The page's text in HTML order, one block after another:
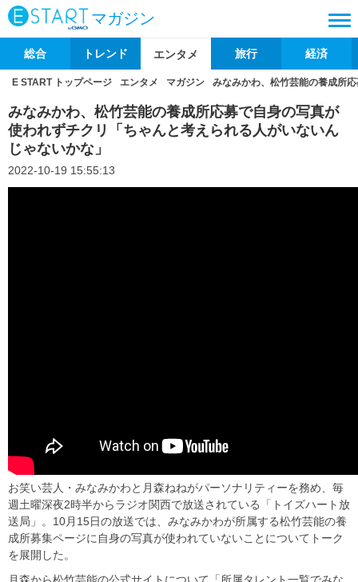
マガジン
総合 トレンド エンタメ 旅行 経済
E START トップページ エンタメ マガジン みなみかわ、松竹芸能の養成所
みなみかわ、松竹芸能の養成所応募で自身の写真が
使われずチクリ「ちゃんと考えられる人がいないん
じゃないかな」
2022-10-19 15:55:13
お笑い芸人・みなみかわと月森ねねがパーソナリティーを務め、毎
週土曜深夜2時半からラジオ関西で放送されている「トイズハート放
送局」。10月15日の放送では、みなみかわが所属する松竹芸能の養
成所募集ページに自身の写真が使われていないことについてトーク
を展開した。